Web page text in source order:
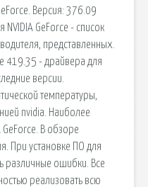
Версия: 376.09
GeForce - список
представленных.
419.35 - драйвера для
версии.
температуры,
nvidia. Наиболее
GeForce. В обзоре
При установке ПО для
различные ошибки. Все
реализовать всю